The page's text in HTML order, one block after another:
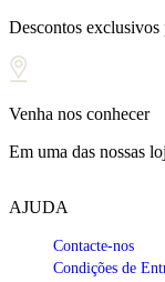
Descontos exclusivos
Venha nos conhecer
Em uma das nossas
AJUDA
Contacte-nos
Condições de